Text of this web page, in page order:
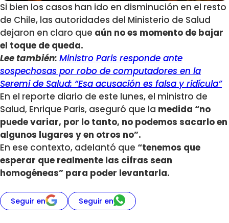
Si bien los casos han ido en disminución en el resto
de Chile, las autoridades del Ministerio de Salud
dejaron en claro que aún no es momento de bajar
el toque de queda.
Lee también: Ministro Paris responde ante
sospechosas por robo de computadores en la
Seremi de Salud: “Esa acusación es falsa y ridícula”
En el reporte diario de este lunes, el ministro de
Salud, Enrique Paris, aseguró que la medida “no
puede variar, por lo tanto, no podemos sacarlo en
algunos lugares y en otros no”.
En ese contexto, adelantó que “tenemos que
esperar que realmente las cifras sean
homogéneas” para poder levantarla.
Seguir en Seguir en